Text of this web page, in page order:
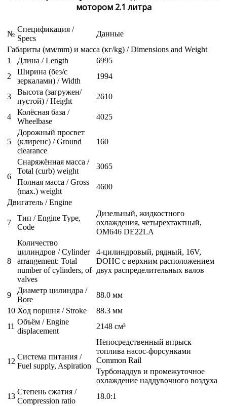
мотором 2.1 литра
№
Спецификация /
Specs
Данные
Габариты (мм/mm) и масса (кг/kg) / Dimensions and Weight
1
Длина / Length
6995
2
Ширина (без/с
зеркалами) / Width
1994
3
Высота (загружен/
пустой) / Height
2610
4
Колёсная база /
Wheelbase
4025
5
Дорожный просвет
(клиренс) / Ground
clearance
160
6
Снаряжённая масса /
Total (curb) weight
3065
Полная масса / Gross
(max.) weight
4600
Двигатель / Engine
7
Тип / Engine Type,
Code
Дизельный, жидкостного
охлаждения, четырехтактный,
OM646 DE22LA
8
Количество
цилиндров / Cylinder
arrangement: Total
number of cylinders, of
valves
4-цилиндровый, рядный, 16V,
DOHC с верхним расположением
двух распределительных валов
9
Диаметр цилиндра /
Bore
88.0 мм
10 Ход поршня / Stroke
88.3 мм
11
Объём / Engine
displacement
2148 см³
12
Система питания /
Fuel supply, Aspiration
Непосредственный впрыск
топлива насос-форсунками
Common Rail
Турбонаддув и промежуточное
охлаждение наддувочного воздуха
13
Степень сжатия /
Compression ratio
18.0:1